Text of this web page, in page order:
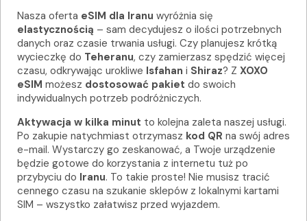
Nasza oferta eSIM dla Iranu wyróżnia się
elastycznością – sam decydujesz o ilości potrzebnych
danych oraz czasie trwania usługi. Czy planujesz krótką
wycieczkę do Teheranu, czy zamierzasz spędzić więcej
czasu, odkrywając urokliwe Isfahan i Shiraz? Z XOXO
eSIM możesz dostosować pakiet do swoich
indywidualnych potrzeb podróżniczych.
Aktywacja w kilka minut to kolejna zaleta naszej usługi.
Po zakupie natychmiast otrzymasz kod QR na swój adres
e-mail. Wystarczy go zeskanować, a Twoje urządzenie
będzie gotowe do korzystania z internetu tuż po
przybyciu do Iranu. To takie proste! Nie musisz tracić
cennego czasu na szukanie sklepów z lokalnymi kartami
SIM – wszystko załatwisz przed wyjazdem.